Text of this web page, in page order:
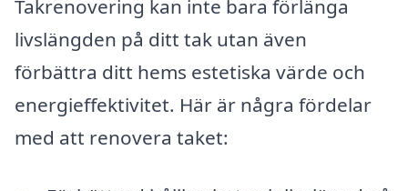
Takrenovering kan inte bara förlänga
livslängden på ditt tak utan även
förbättra ditt hems estetiska värde och
energieffektivitet. Här är några fördelar
med att renovera taket: